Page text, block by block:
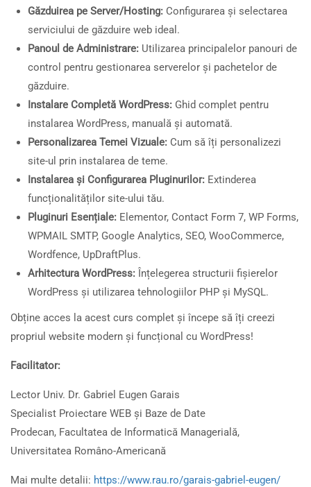
Găzduirea pe Server/Hosting: Configurarea și selectarea
serviciului de găzduire web ideal.
Panoul de Administrare: Utilizarea principalelor panouri de
control pentru gestionarea serverelor și pachetelor de
găzduire.
Instalare Completă WordPress: Ghid complet pentru
instalarea WordPress, manuală și automată.
Personalizarea Temei Vizuale: Cum să îți personalizezi
site-ul prin instalarea de teme.
Instalarea și Configurarea Pluginurilor: Extinderea
funcționalităților site-ului tău.
Pluginuri Esențiale: Elementor, Contact Form 7, WP Forms,
WPMAIL SMTP, Google Analytics, SEO, WooCommerce,
Wordfence, UpDraftPlus.
Arhitectura WordPress: Înțelegerea structurii fișierelor
WordPress și utilizarea tehnologiilor PHP și MySQL.
Obține acces la acest curs complet și începe să îți creezi
propriul website modern și funcțional cu WordPress!
Facilitator:
Lector Univ. Dr. Gabriel Eugen Garais
Specialist Proiectare WEB și Baze de Date
Prodecan, Facultatea de Informatică Managerială,
Universitatea Româno-Americană
Mai multe detalii: https://www.rau.ro/garais-gabriel-eugen/